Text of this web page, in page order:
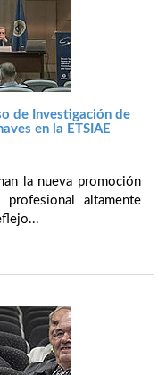
de Investigación de
en la ETSIAE
la nueva promoción
altamente